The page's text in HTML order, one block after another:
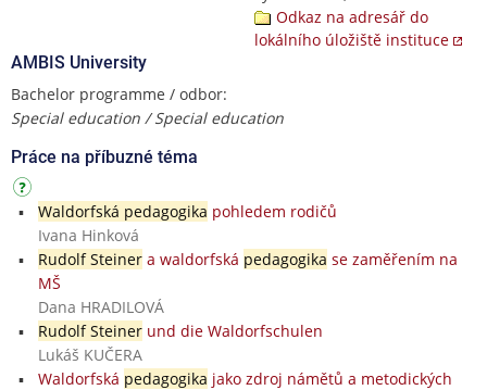
Odkaz na adresář do
lokálního úložiště instituce
AMBIS University
Bachelor programme / odbor:
Special education / Special education
Práce na příbuzné téma
Waldorfská pedagogika pohledem rodičů
Ivana Hinková
Rudolf Steinera waldorfská pedagogika se zaměřením na
MŠ
Dana HRADILOVÁ
Rudolf Steinerund die Waldorfschulen
Lukáš KUČERA
Waldorfská pedagogika jako zdroj námětů a metodických